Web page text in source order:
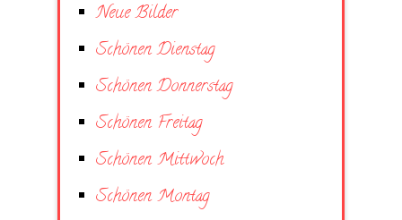
Neue Bilder
Schönen Dienstag
Schönen Donnerstag
Schönen Freitag
Schönen Mittwoch
Schönen Montag